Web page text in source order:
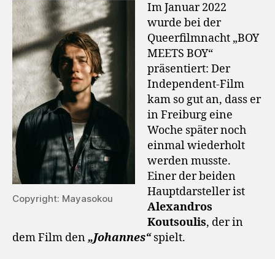
Copyright: Mayasokou
Im Januar 2022
wurde bei der
Queerfilmnacht „BOY
MEETS BOY“
präsentiert: Der
Independent-Film
kam so gut an, dass er
in Freiburg eine
Woche später noch
einmal wiederholt
werden musste.
Einer der beiden
Hauptdarsteller ist
Alexandros
Koutsoulis, der in
dem Film den „Johannes“spielt.